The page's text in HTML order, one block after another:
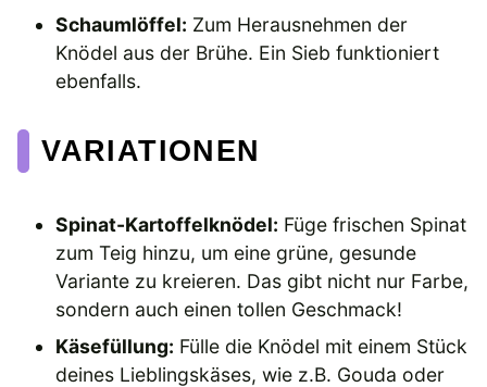
Schaumlöffel: Zum Herausnehmen der
Knödel aus der Brühe. Ein Sieb funktioniert
ebenfalls.
VARIATIONEN
Spinat-Kartoffelknödel: Füge frischen Spinat
zum Teig hinzu, um eine grüne, gesunde
Variante zu kreieren. Das gibt nicht nur Farbe,
sondern auch einen tollen Geschmack!
Käsefüllung: Fülle die Knödel mit einem Stück
deines Lieblingskäses, wie z.B. Gouda oder